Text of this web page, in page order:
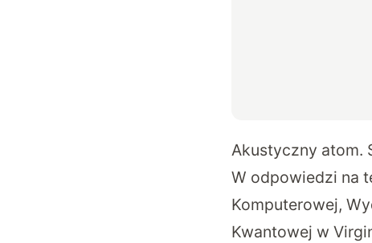
Akustyczny atom.
W odpowiedzi na
Komputerowej,
Kwantowej w